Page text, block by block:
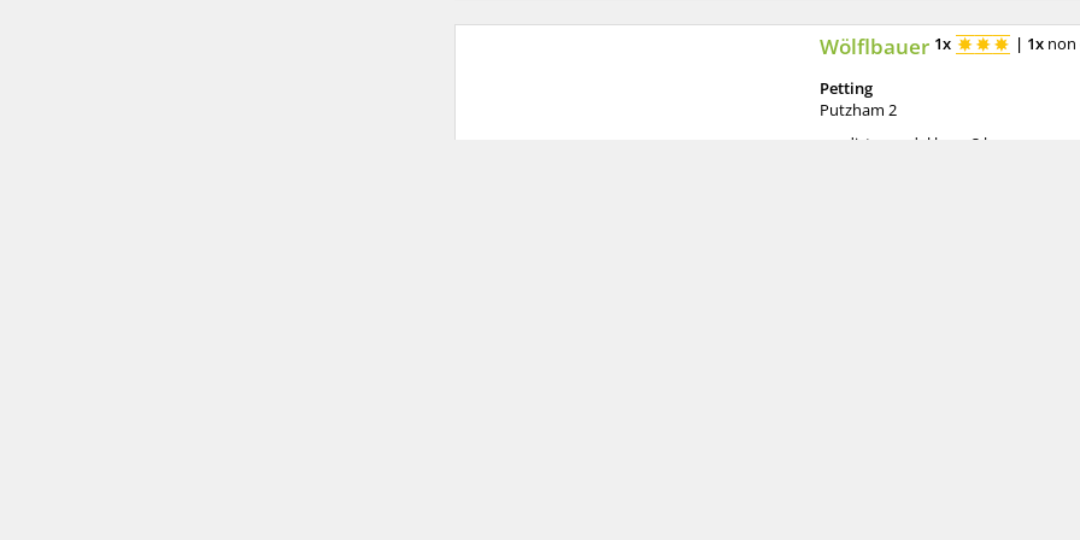
Wölflbauer 1x | 1x non
Petting
Putzham 2
distanza dal lago: 3 km